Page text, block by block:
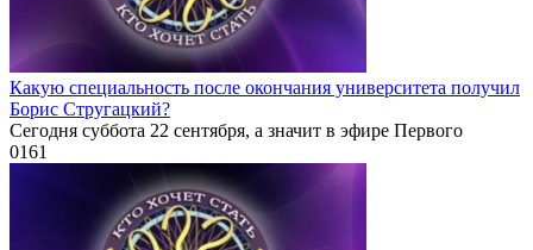
Какую специальность после окончания университета получил
Борис Стругацкий?
Сегодня суббота 22 сентября, а значит в эфире Первого
0161